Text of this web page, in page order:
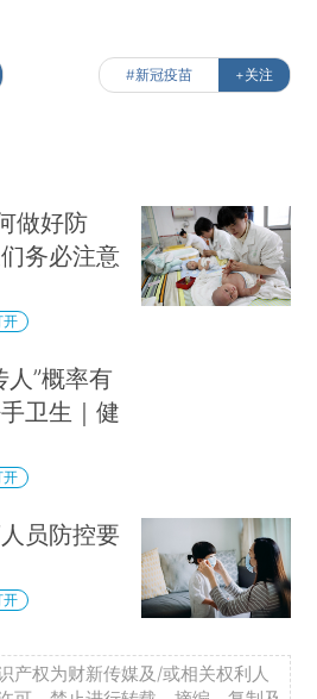
#新冠疫苗 +关注
做好防
务必注意
开
人”概率有
卫生｜健
开
员防控要
开
产权为财新传媒及/或相关权利人